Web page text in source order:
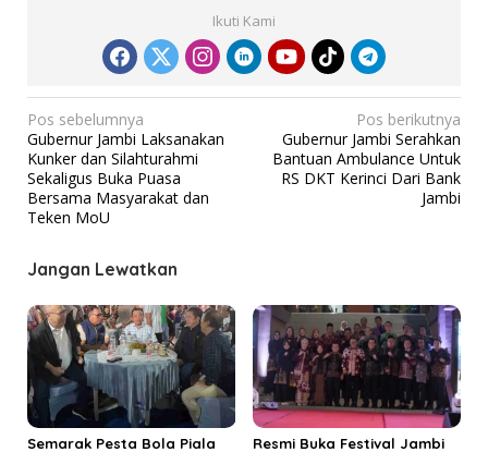
Ikuti Kami
N
a
v
i
a
s
i
p
o
s
Pos sebelumnya
Gubernur Jambi Laksanakan
Kunker dan Silahturahmi
Sekaligus Buka Puasa
Bersama Masyarakat dan
Teken MoU
Pos berikutnya
Gubernur Jambi Serahkan
Bantuan Ambulance Untuk
RS DKT Kerinci Dari Bank
Jambi
Jangan Lewatkan
Semarak Pesta Bola Piala
Resmi Buka Festival Jambi